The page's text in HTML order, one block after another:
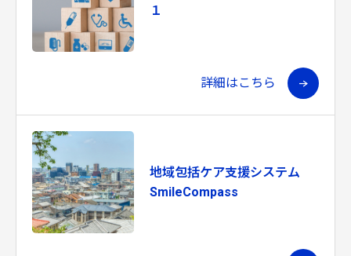
１
詳細はこちら
地域包括ケア支援システム
SmileCompass